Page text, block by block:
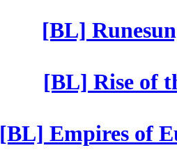
[BL]
[BL] Rise of
[BL] Empires of